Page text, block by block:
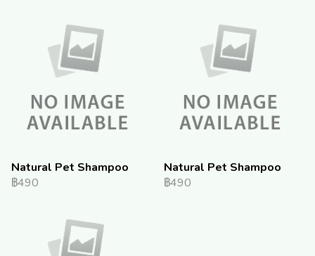
Natural Pet Shampoo
฿490
Natural Pet Shampoo
฿490